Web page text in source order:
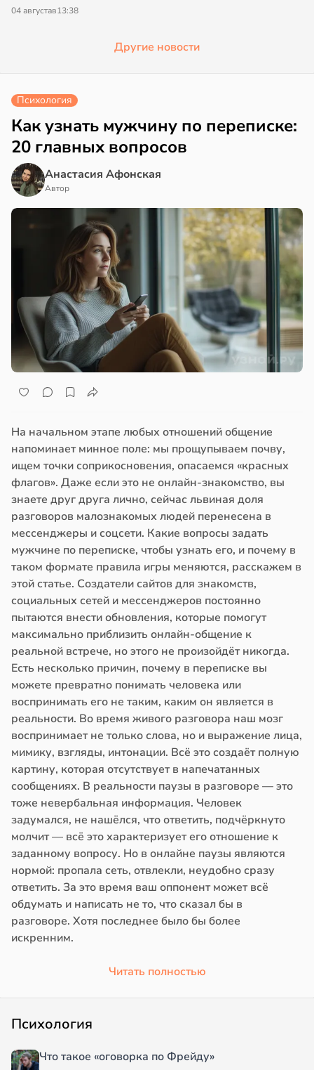
04 августав13:38
Другие новости
Психология
Как узнать мужчину по переписке:
20 главных вопросов
Анастасия Афонская
Автор
На начальном этапе любых отношений общение
напоминает минное поле: мы прощупываем почву,
ищем точки соприкосновения, опасаемся «красных
флагов». Даже если это не онлайн-знакомство, вы
знаете друг друга лично, сейчас львиная доля
разговоров малознакомых людей перенесена в
мессенджеры и соцсети. Какие вопросы задать
мужчине по переписке, чтобы узнать его, и почему в
таком формате правила игры меняются, расскажем в
этой статье. Создатели сайтов для знакомств,
социальных сетей и мессенджеров постоянно
пытаются внести обновления, которые помогут
максимально приблизить онлайн-общение к
реальной встрече, но этого не произойдёт никогда.
Есть несколько причин, почему в переписке вы
можете превратно понимать человека или
воспринимать его не таким, каким он является в
реальности. Во время живого разговора наш мозг
воспринимает не только слова, но и выражение лица,
мимику, взгляды, интонации. Всё это создаёт полную
картину, которая отсутствует в напечатанных
сообщениях. В реальности паузы в разговоре — это
тоже невербальная информация. Человек
задумался, не нашёлся, что ответить, подчёркнуто
молчит — всё это характеризует его отношение к
заданному вопросу. Но в онлайне паузы являются
нормой: пропала сеть, отвлекли, неудобно сразу
ответить. За это время ваш оппонент может всё
обдумать и написать не то, что сказал бы в
разговоре. Хотя последнее было бы более
искренним.
Читать полностью
Психология
Что такое «оговорка по Фрейду»